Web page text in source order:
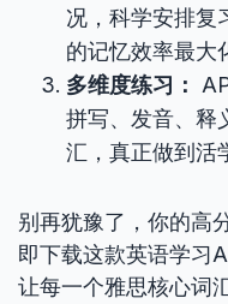
况，科学安排复
的记忆效率最大
多维度练习：
拼写、发音、释
汇，真正做到活
别再犹豫了，你的高
即下载这款英语学习
让每一个雅思核心词